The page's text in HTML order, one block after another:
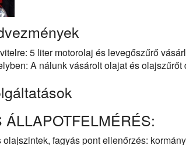
5 liter motorolaj és levegőszűrő
A nálunk vásárolt olajat és
ÁLLAPOTFELMÉRÉS:
fagyás pont ellenőrzés: